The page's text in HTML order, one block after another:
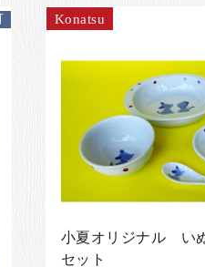
Konatsu
小夏オリジナル い
セット